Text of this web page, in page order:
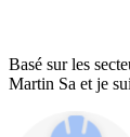
Basé sur les
Martin Sa et je